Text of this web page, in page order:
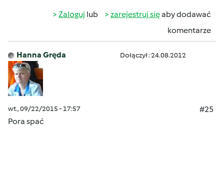
Zaloguj lub zarejestruj sięaby dodawać
komentarze
Hanna Gręda Dołączył : 24.08.2012
wt., 09/22/2015 - 17:57
#25
Pora spać